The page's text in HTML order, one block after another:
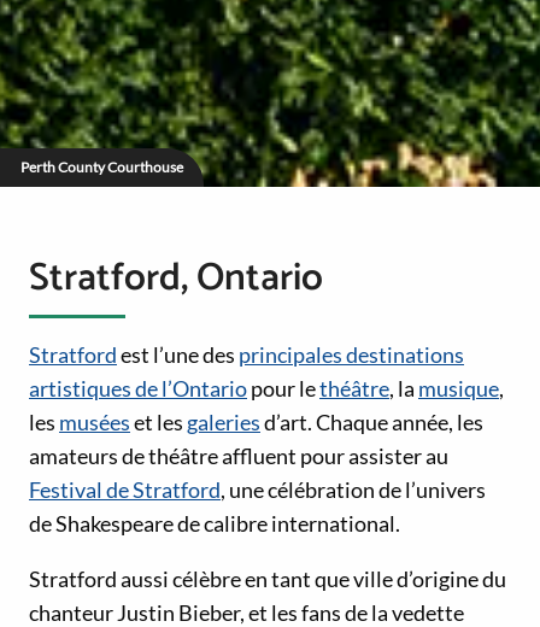
Perth County Courthouse
Stratford, Ontario
Stratfordest l’une des principales destinations
artistiques de l’Ontariopour lethéâtre, la musique,
les muséeset les galeriesd’art. Chaque année, les
amateurs de théâtre affluent pour assister au
Festival de Stratford, une célébration de l’univers
de Shakespeare de calibre international.
Stratford aussi célèbre en tant que ville d’origine du
chanteur Justin Bieber, et les fans de la vedette